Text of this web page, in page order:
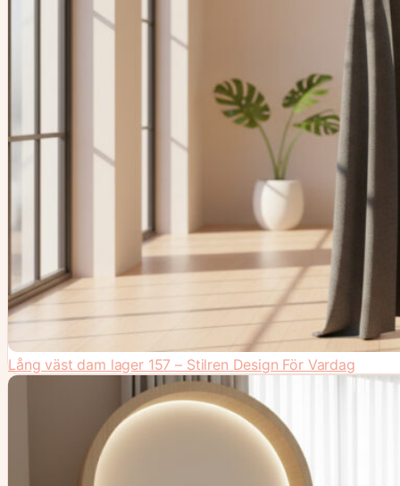
Lång väst dam lager 157 – Stilren Design För Vardag